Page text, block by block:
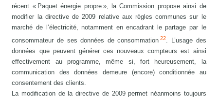
récent « Paquet énergie propre », la Commission propose ainsi de
modifier la directive de 2009 relative aux règles communes sur le
marché de l’électricité, notamment en encadrant le partage par le
consommateur de ses données de consommation22. L’usage des
données que peuvent générer ces nouveaux compteurs est ainsi
effectivement au programme, même si, fort heureusement, la
communication des données demeure (encore) conditionnée au
consentement des clients.
La modification de la directive de 2009 permet néanmoins toujours